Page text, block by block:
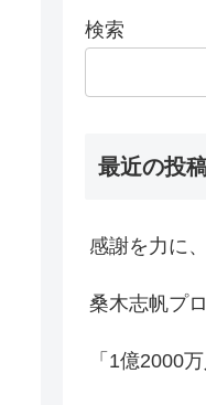
検索
最近の投
感謝を力に
桑木志帆プ
「1億2000